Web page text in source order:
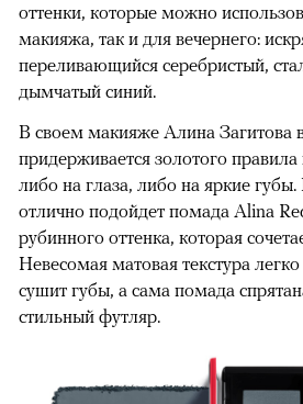
оттенки, которые можно
макияжа, так и для вечернего:
переливающийся серебристый,
дымчатый синий.
В своем макияже Алина Загитова
придерживается золотого правила
либо на глаза, либо на яркие
отлично подойдет помада Alina
рубинного оттенка, которая
Невесомая матовая текстура
сушит губы, а сама помада
стильный футляр.